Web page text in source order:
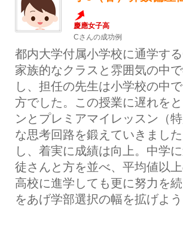
慶應女子高
Cさんの成功例
都内大学付属小学校に通学す
家族的なクラスと雰囲気の中
し、担任の先生は小学校の中
方でした。この授業に遅れを
ンとプレミアマイレッスン（
な思考回路を鍛えていきまし
し、着実に成績は向上。中学
徒さんと方を並べ、平均値以
高校に進学しても更に努力を
をあげ学部選択の幅を拡げよう